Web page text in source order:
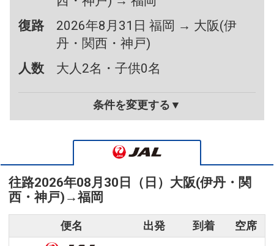
復路
2026年8月31日 福岡 → 大阪(伊
丹・関西・神戸)
人数
大人2名・子供0名
条件を変更する▼
往路2026年08月30日（日） 大阪(伊丹・関
西・神戸) →福岡
便名 出発 到着 空席